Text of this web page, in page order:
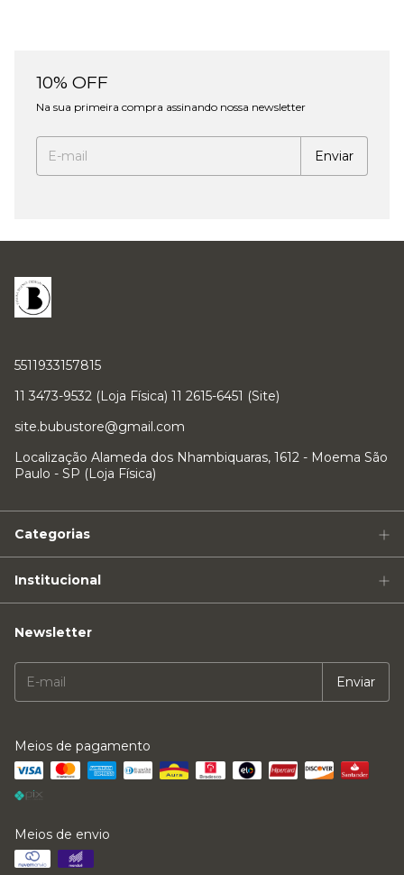
10% OFF
Na sua primeira compra assinando nossa newsletter
5511933157815
11 3473-9532 (Loja Física) 11 2615-6451 (Site)
site.bubustore@gmail.com
Localização Alameda dos Nhambiquaras, 1612 - Moema São
Paulo - SP (Loja Física)
Categorias
Institucional
Newsletter
Meios de pagamento
Meios de envio